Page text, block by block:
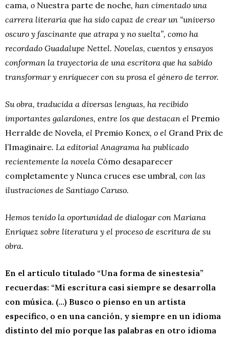
cama, o Nuestra parte de noche, han cimentado una
carrera literaria que ha sido capaz de crear un “universo
oscuro y fascinante que atrapa y no suelta”, como ha
recordado Guadalupe Nettel. Novelas, cuentos y ensayos
conforman la trayectoria de una escritora que ha sabido
transformar y enriquecer con su prosa el género de terror.
Su obra, traducida a diversas lenguas, ha recibido
importantes galardones, entre los que destacan el Premio
Herralde de Novela, el Premio Konex, o el Grand Prix de
l’Imaginaire. La editorial Anagrama ha publicado
recientemente la novela Cómo desaparecer
completamente y Nunca cruces ese umbral, con las
ilustraciones de Santiago Caruso.
Hemos tenido la oportunidad de dialogar con Mariana
Enriquez sobre literatura y el proceso de escritura de su
obra.
En el artículo titulado “Una forma de sinestesia”
recuerdas: “Mi escritura casi siempre se desarrolla
con música. (…) Busco o pienso en un artista
específico, o en una canción, y siempre en un idioma
distinto del mío porque las palabras en otro idioma